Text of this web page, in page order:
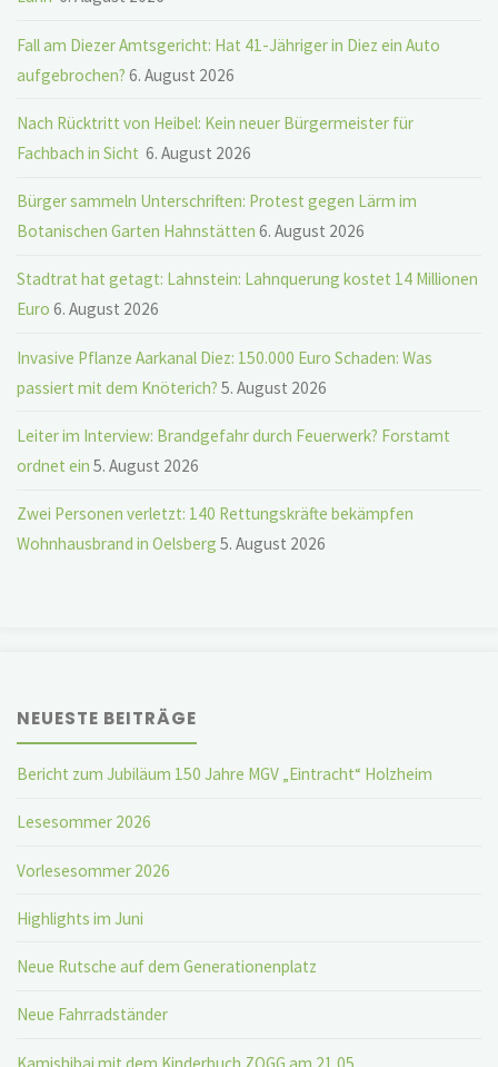
Fall am Diezer Amtsgericht: Hat 41-Jähriger in Diez ein Auto
aufgebrochen? 6. August 2026
Nach Rücktritt von Heibel: Kein neuer Bürgermeister für
Fachbach in Sicht 6. August 2026
Bürger sammeln Unterschriften: Protest gegen Lärm im
Botanischen Garten Hahnstätten 6. August 2026
Stadtrat hat getagt: Lahnstein: Lahnquerung kostet 14 Millionen
Euro 6. August 2026
Invasive Pflanze Aarkanal Diez: 150.000 Euro Schaden: Was
passiert mit dem Knöterich? 5. August 2026
Leiter im Interview: Brandgefahr durch Feuerwerk? Forstamt
ordnet ein 5. August 2026
Zwei Personen verletzt: 140 Rettungskräfte bekämpfen
Wohnhausbrand in Oelsberg 5. August 2026
NEUESTE BEITRÄGE
Bericht zum Jubiläum 150 Jahre MGV „Eintracht“ Holzheim
Lesesommer 2026
Vorlesesommer 2026
Highlights im Juni
Neue Rutsche auf dem Generationenplatz
Neue Fahrradständer
Kamishibai mit dem Kinderbuch ZOGG am 21.05.